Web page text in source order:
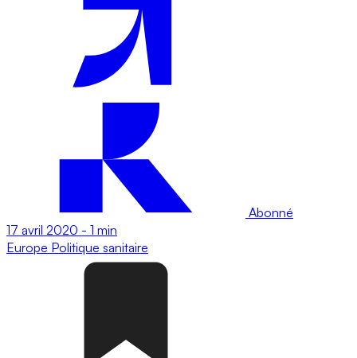
Abonné
17 avril 2020 - 1 min
Europe Politique sanitaire